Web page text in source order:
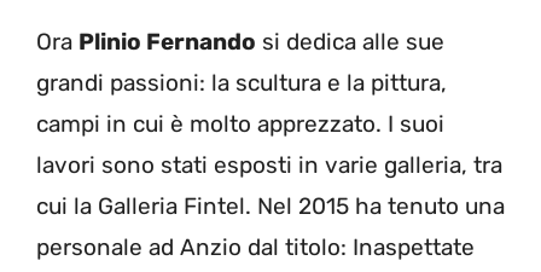
Ora Plinio Fernando si dedica alle sue
grandi passioni: la scultura e la pittura,
campi in cui è molto apprezzato. I suoi
lavori sono stati esposti in varie galleria, tra
cui la Galleria Fintel. Nel 2015 ha tenuto una
personale ad Anzio dal titolo: Inaspettate